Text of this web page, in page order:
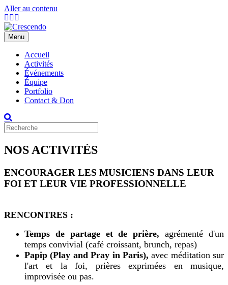
Aller au contenu
Facebook
Youtube
Instagram
Menu
Accueil
Activités
Événements
Équipe
Portfolio
Contact & Don
NOS ACTIVITÉS
ENCOURAGER LES MUSICIENS DANS LEUR
FOI ET LEUR VIE PROFESSIONNELLE
RENCONTRES :
Temps de partage et de prière, agrémenté d'un
temps convivial (café croissant, brunch, repas)
Papip (Play and Pray in Paris),avec méditation sur
l'art et la foi, prières exprimées en musique,
improvisée ou pas.